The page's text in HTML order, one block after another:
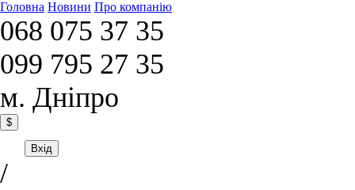
Головна Новини Про компанію
068 075 37 35
099 795 27 35
м. Дніпро
$
Вхід
/